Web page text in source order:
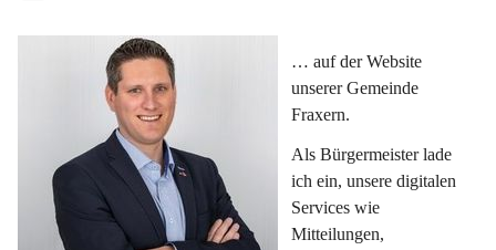
… auf der Website
unserer Gemeinde
Fraxern.
Als Bürgermeister lade
ich ein, unsere digitalen
Services wie
Mitteilungen,